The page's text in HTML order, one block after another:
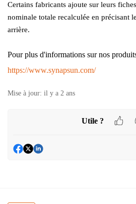
Certains fabricants ajoute sur leurs
nominale totale recalculée en précisant
arrière.
Pour plus d'informations sur nos
https://www.synapsun.com/
Mise à jour: il y a 2 ans
Utile ?